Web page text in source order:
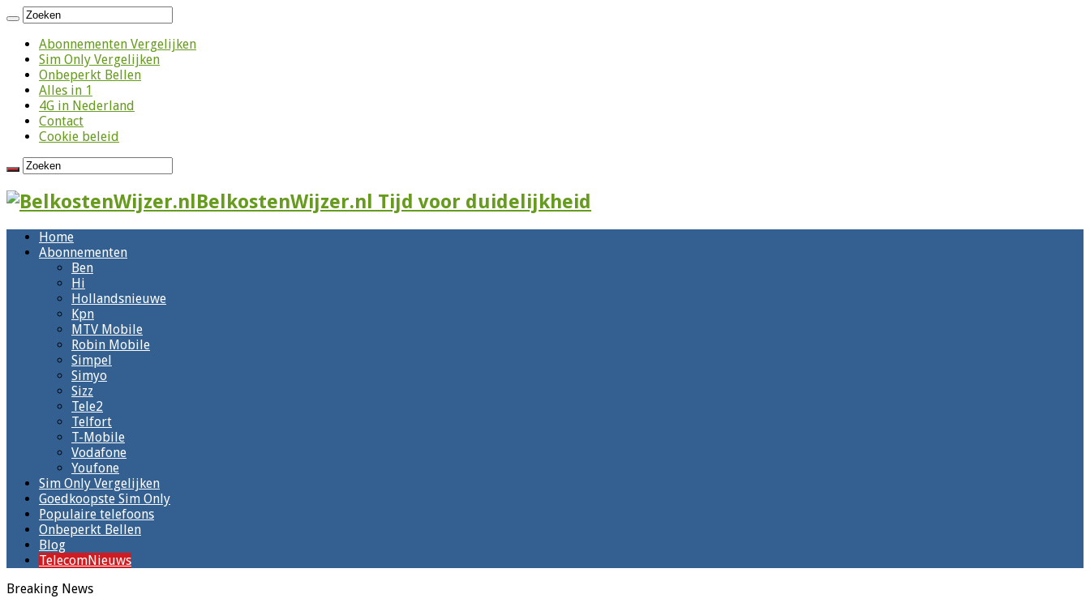
Abonnementen Vergelijken
Sim Only Vergelijken
Onbeperkt Bellen
Alles in 1
4G in Nederland
Contact
Cookie beleid
BelkostenWijzer.nl Tijd voor duidelijkheid
Home
Abonnementen
Ben
Hi
Hollandsnieuwe
Kpn
MTV Mobile
Robin Mobile
Simpel
Simyo
Sizz
Tele2
Telfort
T-Mobile
Vodafone
Youfone
Sim Only Vergelijken
Goedkoopste Sim Only
Populaire telefoons
Onbeperkt Bellen
Blog
TelecomNieuws
Breaking News